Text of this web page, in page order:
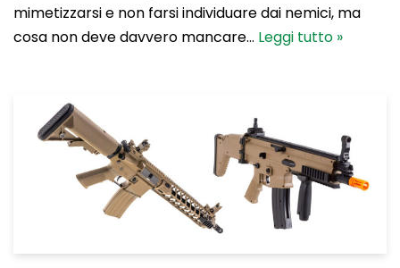
mimetizzarsi e non farsi individuare dai nemici, ma
cosa non deve davvero mancare… Leggi tutto »